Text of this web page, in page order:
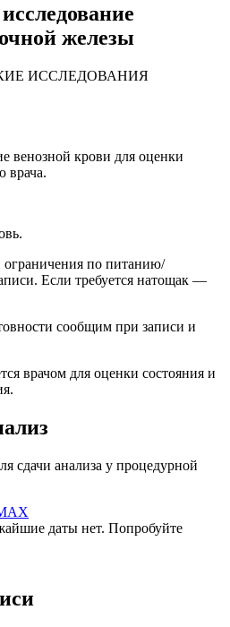
железы
ИССЛЕДОВАНИЯ
венозной крови для оценки
врача.
ограничения по питанию/
Если требуется натощак —
сообщим при записи и
врачом для оценки состояния и
сдачи анализа у процедурной
даты нет. Попробуйте